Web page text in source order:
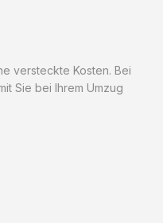
versteckte Kosten. Bei
Sie bei Ihrem Umzug